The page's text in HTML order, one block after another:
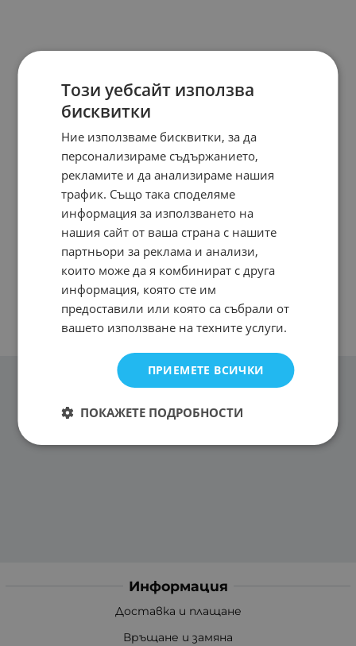
Информация
Доставка и плащане
Връщане и замяна
Този уебсайт използва
бисквитки
Ние използваме бисквитки, за да
персонализираме съдържанието,
рекламите и да анализираме нашия
трафик. Също така споделяме
информация за използването на
нашия сайт от ваша страна с нашите
партньори за реклама и анализи,
които може да я комбинират с друга
информация, която сте им
предоставили или която са събрали от
вашето използване на техните услуги.
ПРИЕМЕТЕ ВСИЧКИ
ПОКАЖЕТЕ ПОДРОБНОСТИ